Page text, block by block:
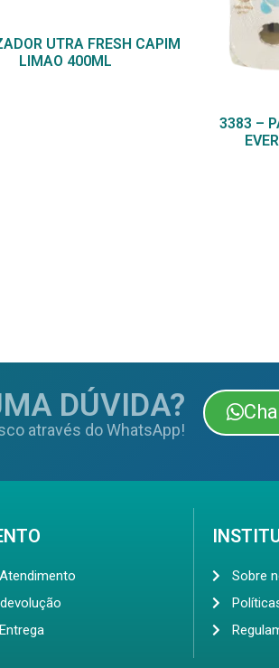
UTRA FRESH CAPIM
LIMAO 400ML
3383 –
DÚVIDA?
através do WhatsApp!
Sobre